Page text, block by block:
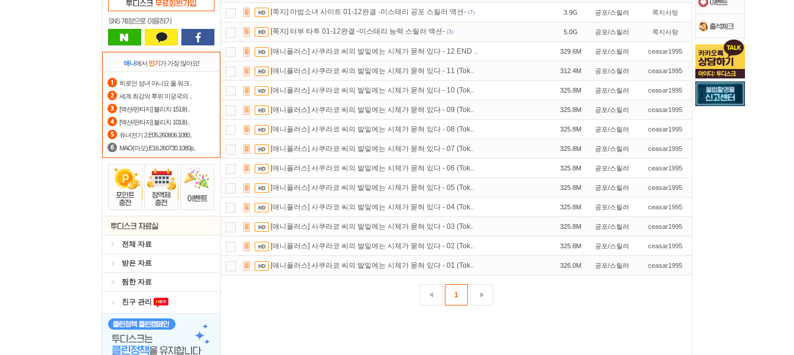
애니에서 인기가 가장 많아요!
히로인 성녀 아니요 올 워크..
세계 최강의 후위 미궁국의 ..
[액션/판타지] 블리치 151화..
[액션/판타지] 블리치 101화..
유녀전기 2.E05.260806.1080..
MAO(마오).E16.260730.1080p..
전체 자료
받은 자료
찜한 자료
친구 관리
스마트TV 로 투디스크 영화,드라마,예능보자!
자녀보호기능
포인트할인쿠폰 사용방법안내
요즘 뭐가 재밌지?고민되면 눌러봐!투스토리~
숨어있는 카드 마일리지 조회하고100% 무료충전!
[쪽지] 마법소녀 사이트 01-12완결 -미스테리 공포 스릴러 액션- (7) 3.9G 공포/스릴러 쪽지사랑
[쪽지] 터부 타투 01-12완결 -미스테리 능력 스릴러 액션- (3) 5.0G 공포/스릴러 쪽지사랑
[애니플러스] 사쿠라코 씨의 발밑에는 시체가 묻혀 있다 - 12 END .. 329.6M 공포/스릴러 ceasar1995
[애니플러스] 사쿠라코 씨의 발밑에는 시체가 묻혀 있다 - 11 (Tok.. 312.4M 공포/스릴러 ceasar1995
[애니플러스] 사쿠라코 씨의 발밑에는 시체가 묻혀 있다 - 10 (Tok.. 325.8M 공포/스릴러 ceasar1995
[애니플러스] 사쿠라코 씨의 발밑에는 시체가 묻혀 있다 - 09 (Tok.. 325.8M 공포/스릴러 ceasar1995
[애니플러스] 사쿠라코 씨의 발밑에는 시체가 묻혀 있다 - 08 (Tok.. 325.8M 공포/스릴러 ceasar1995
[애니플러스] 사쿠라코 씨의 발밑에는 시체가 묻혀 있다 - 07 (Tok.. 325.8M 공포/스릴러 ceasar1995
[애니플러스] 사쿠라코 씨의 발밑에는 시체가 묻혀 있다 - 06 (Tok.. 325.8M 공포/스릴러 ceasar1995
[애니플러스] 사쿠라코 씨의 발밑에는 시체가 묻혀 있다 - 05 (Tok.. 325.8M 공포/스릴러 ceasar1995
[애니플러스] 사쿠라코 씨의 발밑에는 시체가 묻혀 있다 - 04 (Tok.. 325.8M 공포/스릴러 ceasar1995
[애니플러스] 사쿠라코 씨의 발밑에는 시체가 묻혀 있다 - 03 (Tok.. 325.8M 공포/스릴러 ceasar1995
[애니플러스] 사쿠라코 씨의 발밑에는 시체가 묻혀 있다 - 02 (Tok.. 325.8M 공포/스릴러 ceasar1995
[애니플러스] 사쿠라코 씨의 발밑에는 시체가 묻혀 있다 - 01 (Tok.. 326.0M 공포/스릴러 ceasar1995
1